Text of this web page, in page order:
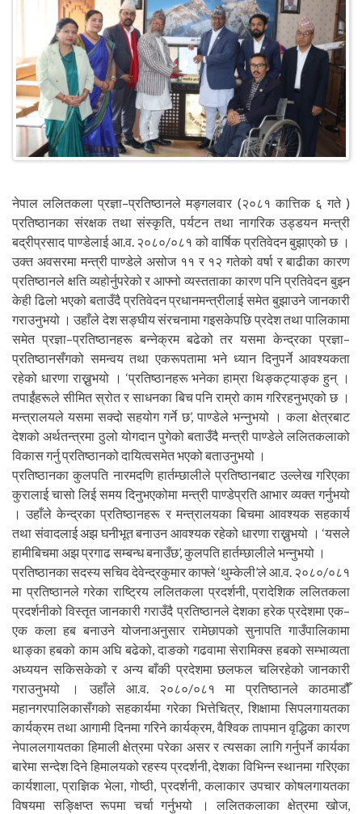
नेपाल ललितकला प्रज्ञा–प्रतिष्ठानले मङ्गलवार (२०८१ कात्तिक ६ गते )
प्रतिष्ठानका संरक्षक तथा संस्कृति, पर्यटन तथा नागरिक उड्डयन मन्त्री
बद्रीप्रसाद पाण्डेलाई आ.व. २०८०/०८१ को वार्षिक प्रतिवेदन बुझाएको छ ।
उक्त अवसरमा मन्त्री पाण्डेले असोज ११ र १२ गतेको वर्षा र बाढीका कारण
प्रतिष्ठानले क्षति व्यहोर्नुपरेको र आफ्नो व्यस्तताका कारण पनि प्रतिवेदन बुझ्न
केही ढिलो भएको बताउँदै प्रतिवेदन प्रधानमन्त्रीलाई समेत बुझाउने जानकारी
गराउनुभयो । उहाँले देश सङ्घीय संरचनामा गइसकेपछि प्रदेश तथा पालिकामा
समेत प्रज्ञा–प्रतिष्ठानहरू बन्नेक्रम बढेको तर यसमा केन्द्रका प्रज्ञा–
प्रतिष्ठानसँगको समन्वय तथा एकरूपतामा भने ध्यान दिनुपर्ने आवश्यकता
रहेको धारणा राख्नुभयो । ‘प्रतिष्ठानहरू भनेका हाम्रा थिङ्कट्याङ्क हुन् ।
तपाईंहरूले सीमित स्रोत र साधनका बिच पनि राम्रो काम गरिरहनुभएको छ ।
मन्त्रालयले यसमा सक्दो सहयोग गर्ने छ’, पाण्डेले भन्नुभयो । कला क्षेत्रबाट
देशको अर्थतन्त्रमा ठुलो योगदान पुगेको बताउँदै मन्त्री पाण्डेले ललितकलाको
विकास गर्नु प्रतिष्ठानको दायित्वसमेत भएको बताउनुभयो ।
प्रतिष्ठानका कुलपति नारमदणि हार्तम्छालीले प्रतिष्ठानबाट उल्लेख गरिएका
कुरालाई चासो लिई समय दिनुभएकोमा मन्त्री पाण्डेप्रति आभार व्यक्त गर्नुभयो
। उहाँले केन्द्रका प्रतिष्ठानहरू र मन्त्रालयका बिचमा आवश्यक सहकार्य
तथा संवादलाई अझ घनीभूत बनाउन आवश्यक रहेको धारणा राख्नुभयो । ‘यसले
हामीबिचमा अझ प्रगाढ सम्बन्ध बनाउँछ’, कुलपति हार्तम्छालीले भन्नुभयो ।
प्रतिष्ठानका सदस्य सचिव देवेन्द्रकुमार काफ्ले ‘थुम्केली’ले आ.व. २०८०/०८१
मा प्रतिष्ठानले गरेका राष्ट्रिय ललितकला प्रदर्शनी, प्रादेशिक ललितकला
प्रदर्शनीको विस्तृत जानकारी गराउँदै प्रतिष्ठानले देशका हरेक प्रदेशमा एक–
एक कला हब बनाउने योजनाअनुसार रामेछापको सुनापति गाउँपालिकामा
थाङ्का हबको काम अघि बढेको, दाङको गढवामा सेरामिक्स हबको सम्भाव्यता
अध्ययन सकिसकेको र अन्य बाँकी प्रदेशमा छलफल चलिरहेको जानकारी
गराउनुभयो । उहाँले आ.व. २०८०/०८१ मा प्रतिष्ठानले काठमाडौँ
महानगरपालिकासँगको सहकार्यमा गरेका भित्तेचित्र, शिक्षामा सिपलगायतका
कार्यक्रम तथा आगामी दिनमा गरिने कार्यक्रम, वैश्विक तापमान वृद्धिका कारण
नेपाललगायतका हिमाली क्षेत्रमा परेका असर र त्यसका लागि गर्नुपर्ने कार्यका
बारेमा सन्देश दिने हिमालयको रहस्य प्रदर्शनी, देशका विभिन्न स्थानमा गरिएका
कार्यशाला, प्राज्ञिक भेला, गोष्ठी, प्रदर्शनी, कलाकार उपचार कोषलगायतका
विषयमा सङ्क्षिप्त रूपमा चर्चा गर्नुभयो । ललितकलाका क्षेत्रमा खोज,